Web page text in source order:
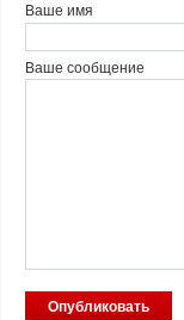
Ваше имя
Ваше сообщение